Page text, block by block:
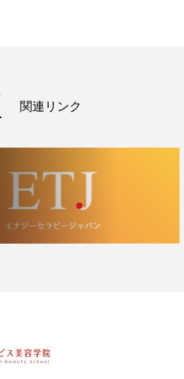
関連リンク